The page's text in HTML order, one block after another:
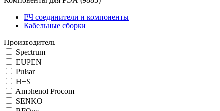
ВЧ соединители и компоненты
Кабельные сборки
Производитель
Spectrum
EUPEN
Pulsar
H+S
Amphenol Procom
SENKO